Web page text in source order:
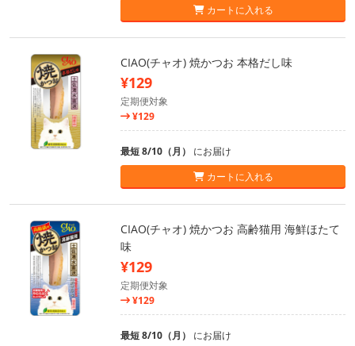
カートに入れる
CIAO(チャオ) 焼かつお 本格だし味
¥129
定期便対象
¥129
最短 8/10（月） にお届け
カートに入れる
CIAO(チャオ) 焼かつお 高齢猫用 海鮮ほたて
味
¥129
定期便対象
¥129
最短 8/10（月） にお届け